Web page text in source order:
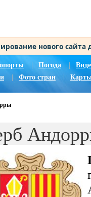
нового
Погода |
Фото стран